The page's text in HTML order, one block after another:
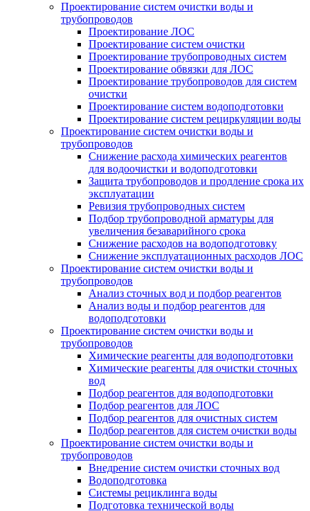
Проектирование систем очистки воды и
трубопроводов
Проектирование ЛОС
Проектирование систем очистки
Проектирование трубопроводных систем
Проектирование обвязки для ЛОС
Проектирование трубопроводов для систем
очистки
Проектирование систем водоподготовки
Проектирование систем рециркуляции воды
Проектирование систем очистки воды и
трубопроводов
Снижение расхода химических реагентов
для водоочистки и водоподготовки
Защита трубопроводов и продление срока их
эксплуатации
Ревизия трубопроводных систем
Подбор трубопроводной арматуры для
увеличения безаварийного срока
Снижение расходов на водоподготовку
Снижение эксплуатационных расходов ЛОС
Проектирование систем очистки воды и
трубопроводов
Анализ сточных вод и подбор реагентов
Анализ воды и подбор реагентов для
водоподготовки
Проектирование систем очистки воды и
трубопроводов
Химические реагенты для водоподготовки
Химические реагенты для очистки сточных
вод
Подбор реагентов для водоподготовки
Подбор реагентов для ЛОС
Подбор реагентов для очистных систем
Подбор реагентов для систем очистки воды
Проектирование систем очистки воды и
трубопроводов
Внедрение систем очистки сточных вод
Водоподготовка
Системы рециклинга воды
Подготовка технической воды